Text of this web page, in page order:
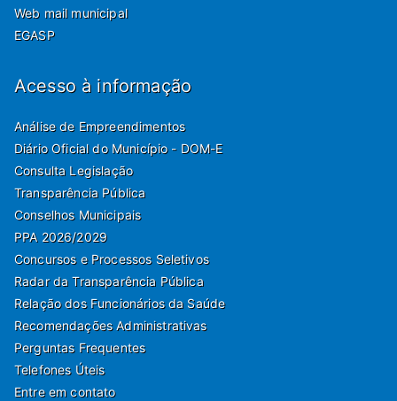
Web mail municipal
EGASP
Acesso à informação
Análise de Empreendimentos
Diário Oficial do Município - DOM-E
Consulta Legislação
Transparência Pública
Conselhos Municipais
PPA 2026/2029
Concursos e Processos Seletivos
Radar da Transparência Pública
Relação dos Funcionários da Saúde
Recomendações Administrativas
Perguntas Frequentes
Telefones Úteis
Entre em contato